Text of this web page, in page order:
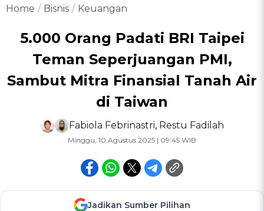
Home Bisnis Keuangan
5.000 Orang Padati BRI Taipei
Teman Seperjuangan PMI,
Sambut Mitra Finansial Tanah Air
di Taiwan
Fabiola Febrinastri, Restu Fadilah
Minggu, 10 Agustus 2025 | 09:45 WIB
Jadikan Sumber Pilihan